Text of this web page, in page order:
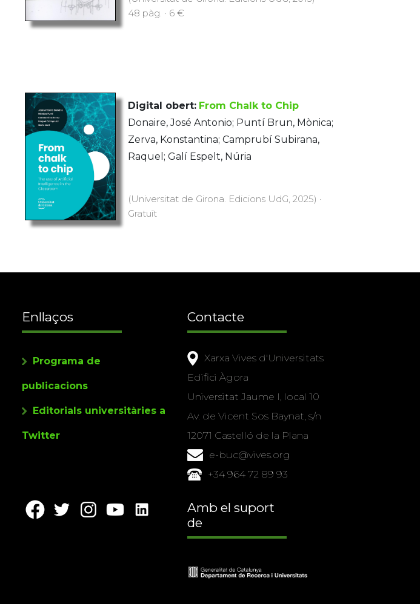
48 pàg. · 6 €
Digital obert: From Chalk to Chip
Donaire, José Antonio; Puntí Brun, Mònica;
Zerva, Konstantina; Camprubí Subirana,
Raquel; Galí Espelt, Núria
(Universitat de Girona. Edicions UdG, 2025) ·
Gratuït
Enllaços
Programa de
publicacions
Editorials universitàries a
Twitter
Contacte
Xarxa Vives d'Universitats
Edifici Àgora
Universitat Jaume I, local 10
Av. de Vicent Sos Baynat, s/n
12071 Castelló de la Plana
e-buc@vives.org
+34 964 72 89 93
Amb el suport
de